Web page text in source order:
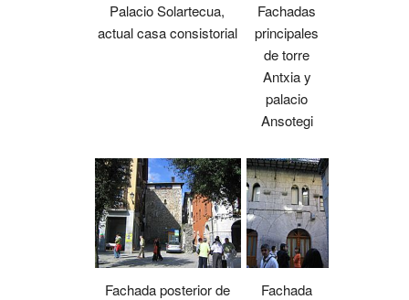
Palacio Solartecua,
actual casa consistorial
Fachadas
principales
de torre
Antxia y
palacio
Ansotegi
Fachada posterior de
Fachada